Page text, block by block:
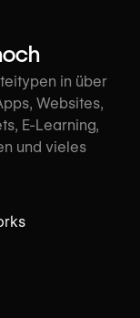
in über
Websites,
E-Learning,
und vieles